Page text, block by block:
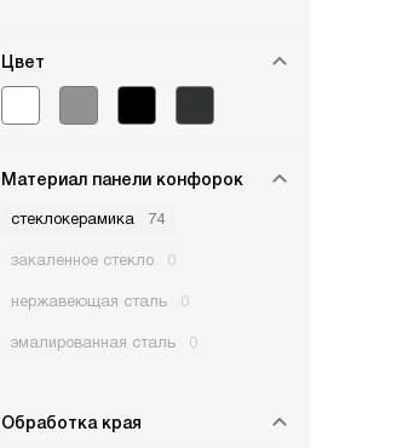
Цвет
Материал панели конфорок
стеклокерамика 74
закаленное стекло 0
нержавеющая сталь 0
эмалированная сталь 0
Обработка края